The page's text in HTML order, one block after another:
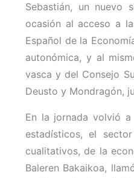
Sebastián, un nuevo
ocasión al acceso a
Español de la
autonómica, y al
vasca y del Consejo
Deusto y Mondragón,
En la jornada volvió
estadísticos, el
cualitativos, de la
Baleren Bakaikoa,